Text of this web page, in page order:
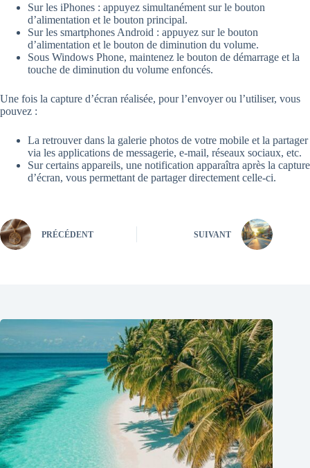
Sur les iPhones : appuyez simultanément sur le bouton
d’alimentation et le bouton principal.
Sur les smartphones Android : appuyez sur le bouton
d’alimentation et le bouton de diminution du volume.
Sous Windows Phone, maintenez le bouton de démarrage et la
touche de diminution du volume enfoncés.
Une fois la capture d’écran réalisée, pour l’envoyer ou l’utiliser, vous
pouvez :
La retrouver dans la galerie photos de votre mobile et la partager
via les applications de messagerie, e-mail, réseaux sociaux, etc.
Sur certains appareils, une notification apparaîtra après la capture
d’écran, vous permettant de partager directement celle-ci.
PRÉCÉDENT SUIVANT